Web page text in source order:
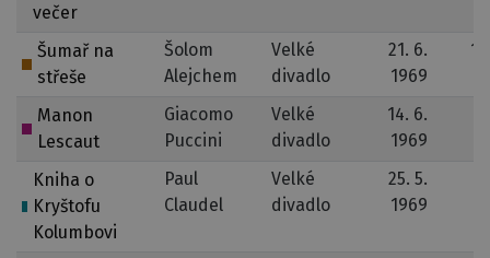
večer
Šumař na
střeše
Šolom
Alejchem
Velké
divadlo
21. 6.
1969
Manon
Lescaut
Giacomo
Puccini
Velké
divadlo
14. 6.
1969
Kniha o
Kryštofu
Kolumbovi
Paul
Claudel
Velké
divadlo
25. 5.
1969